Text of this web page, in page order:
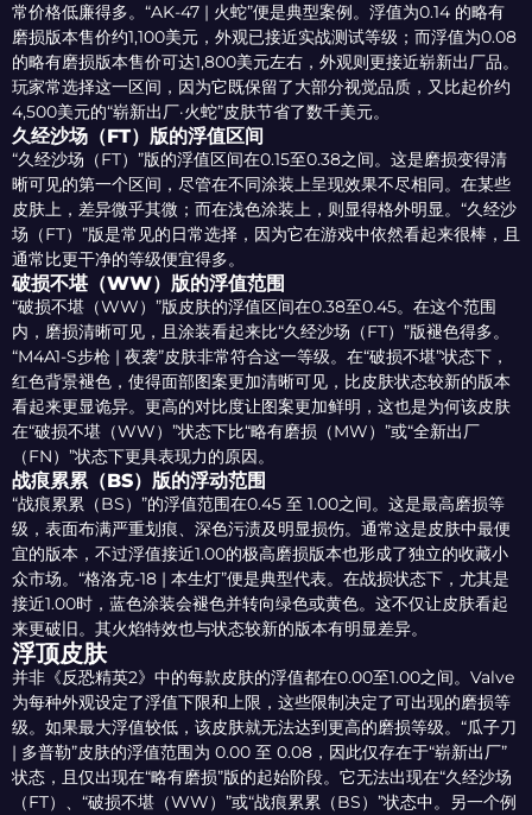
常价格低廉得多。“AK-47 | 火蛇”便是典型案例。浮值为0.14 的略有
磨损版本售价约1,100美元，外观已接近实战测试等级；而浮值为0.08
的略有磨损版本售价可达1,800美元左右，外观则更接近崭新出厂品。
玩家常选择这一区间，因为它既保留了大部分视觉品质，又比起价约
4,500美元的“崭新出厂·火蛇”皮肤节省了数千美元。
久经沙场（FT）版的浮值区间
“久经沙场（FT）”版的浮值区间在0.15至0.38之间。这是磨损变得清
晰可见的第一个区间，尽管在不同涂装上呈现效果不尽相同。在某些
皮肤上，差异微乎其微；而在浅色涂装上，则显得格外明显。“久经沙
场（FT）”版是常见的日常选择，因为它在游戏中依然看起来很棒，且
通常比更干净的等级便宜得多。
破损不堪（WW）版的浮值范围
“破损不堪（WW）”版皮肤的浮值区间在0.38至0.45。在这个范围
内，磨损清晰可见，且涂装看起来比“久经沙场（FT）”版褪色得多。
“M4A1-S步枪 | 夜袭”皮肤非常符合这一等级。在“破损不堪”状态下，
红色背景褪色，使得面部图案更加清晰可见，比皮肤状态较新的版本
看起来更显诡异。更高的对比度让图案更加鲜明，这也是为何该皮肤
在“破损不堪（WW）”状态下比“略有磨损（MW）”或“全新出厂
（FN）”状态下更具表现力的原因。
战痕累累（BS）版的浮动范围
“战痕累累（BS）”的浮值范围在0.45 至 1.00之间。这是最高磨损等
级，表面布满严重划痕、深色污渍及明显损伤。通常这是皮肤中最便
宜的版本，不过浮值接近1.00的极高磨损版本也形成了独立的收藏小
众市场。“格洛克-18 | 本生灯”便是典型代表。在战损状态下，尤其是
接近1.00时，蓝色涂装会褪色并转向绿色或黄色。这不仅让皮肤看起
来更破旧。其火焰特效也与状态较新的版本有明显差异。
浮顶皮肤
并非《反恐精英2》中的每款皮肤的浮值都在0.00至1.00之间。Valve
为每种外观设定了浮值下限和上限，这些限制决定了可出现的磨损等
级。如果最大浮值较低，该皮肤就无法达到更高的磨损等级。“瓜子刀
| 多普勒”皮肤的浮值范围为 0.00 至 0.08，因此仅存在于“崭新出厂”
状态，且仅出现在“略有磨损”版的起始阶段。它无法出现在“久经沙场
（FT）、“破损不堪（WW）”或“战痕累累（BS）”状态中。另一个例